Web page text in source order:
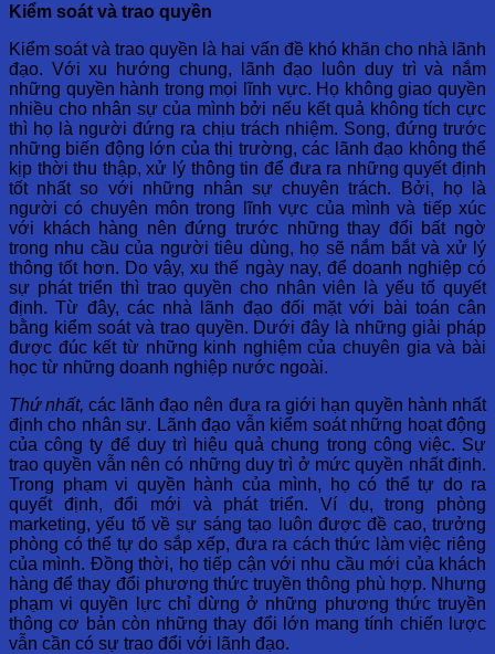
Kiểm soát và trao quyền
Kiểm soát và trao quyền là hai vấn đề khó khăn cho nhà lãnh
đạo. Với xu hướng chung, lãnh đạo luôn duy trì và nắm
những quyền hành trong mọi lĩnh vực. Họ không giao quyền
nhiều cho nhân sự của mình bởi nếu kết quả không tích cực
thì họ là người đứng ra chịu trách nhiệm. Song, đứng trước
những biến động lớn của thị trường, các lãnh đạo không thể
kịp thời thu thập, xử lý thông tin để đưa ra những quyết định
tốt nhất so với những nhân sự chuyên trách. Bởi, họ là
người có chuyên môn trong lĩnh vực của mình và tiếp xúc
với khách hàng nên đứng trước những thay đổi bất ngờ
trong nhu cầu của người tiêu dùng, họ sẽ nắm bắt và xử lý
thông tốt hơn. Do vậy, xu thế ngày nay, để doanh nghiệp có
sự phát triển thì trao quyền cho nhân viên là yếu tố quyết
định. Từ đây, các nhà lãnh đạo đối mặt với bài toán cân
bằng kiểm soát và trao quyền. Dưới đây là những giải pháp
được đúc kết từ những kinh nghiệm của chuyên gia và bài
học từ những doanh nghiệp nước ngoài.
Thứ nhất, các lãnh đạo nên đưa ra giới hạn quyền hành nhất
định cho nhân sự. Lãnh đạo vẫn kiểm soát những hoạt động
của công ty để duy trì hiệu quả chung trong công việc. Sự
trao quyền vẫn nên có những duy trì ở mức quyền nhất định.
Trong phạm vi quyền hành của mình, họ có thể tự do ra
quyết định, đổi mới và phát triển. Ví dụ, trong phòng
marketing, yếu tố về sự sáng tạo luôn được đề cao, trưởng
phòng có thể tự do sắp xếp, đưa ra cách thức làm việc riêng
của mình. Đồng thời, họ tiếp cận với nhu cầu mới của khách
hàng để thay đổi phương thức truyền thông phù hợp. Nhưng
phạm vi quyền lực chỉ dừng ở những phương thức truyền
thông cơ bản còn những thay đổi lớn mang tính chiến lược
vẫn cần có sự trao đổi với lãnh đạo.